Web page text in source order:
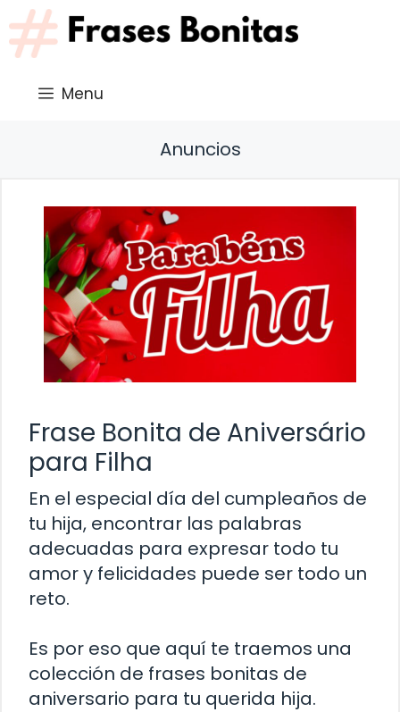
Saltar
al
contenido
Menu
Anuncios
Frase Bonita de Aniversário
para Filha
En el especial día del cumpleaños de
tu hija, encontrar las palabras
adecuadas para expresar todo tu
amor y felicidades puede ser todo un
reto.
Es por eso que aquí te traemos una
colección de frases bonitas de
aniversario para tu querida hija.